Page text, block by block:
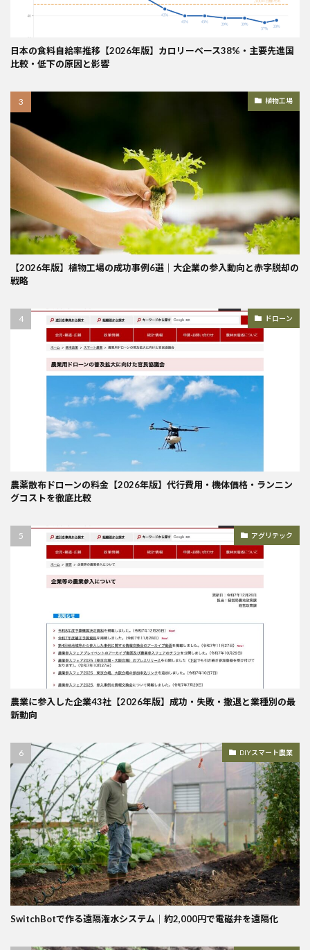
日本の食料自給率推移【2026年版】カロリーベース38%・主要先進国
比較・低下の原因と影響
植物工場
【2026年版】植物工場の成功事例6選｜大企業の参入動向と赤字脱却の
戦略
ドローン
農薬散布ドローンの料金【2026年版】代行費用・機体価格・ランニン
グコストを徹底比較
アグリテック
農業に参入した企業43社【2026年版】成功・失敗・撤退と業種別の最
新動向
DIYスマート農業
SwitchBotで作る遠隔潅水システム｜約2,000円で電磁弁を遠隔化